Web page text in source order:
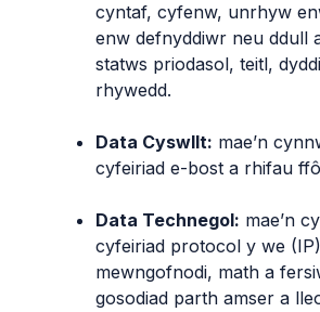
cyntaf, cyfenw, unrhyw
enw defnyddiwr neu ddull
statws priodasol, teitl,
rhywedd.
Data Cyswllt: mae’n
cyfeiriad e-bost a rhifau
Data Technegol: mae’n
cyfeiriad protocol y we
mewngofnodi, math a
gosodiad parth amser a